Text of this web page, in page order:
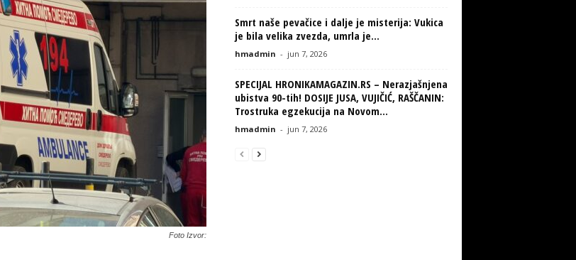
Foto Izvor:
Smrt naše pevačice i dalje je misterija: Vukica
je bila velika zvezda, umrla je...
hmadmin - jun 7, 2026
SPECIJAL HRONIKAMAGAZIN.RS – Nerazjašnjena
ubistva 90-tih! DOSIJE JUSA, VUJIČIĆ, RAŠČANIN:
Trostruka egzekucija na Novom...
hmadmin - jun 7, 2026